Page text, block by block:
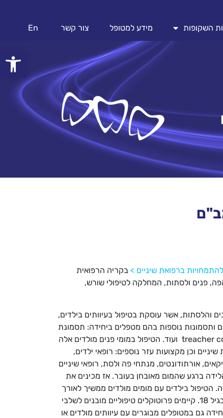
מידע למטופל צור קשר
ברפואת שיניים >בקריה הרפואית
פנים ולסתות, המחלקה לטיפולי שורש,
והלסתות, אשר עוסקת בטיפול בעיוותים בילדים,
ותסמונות נוספות בהם מטפלים ביחידה: תסמונת
דאון, Hemifacial microsomia, תסמונת גולדנהר, תסמונתtreacher collins ועוד. הטיפול במומי פנים מולדים אלה
וכן מקצועות עזר נוספים: רופאי ילדים,
אורתודונטים, מנתחי פה ולסת, רופאי שיניים
ברגע שהמום מאובחן בעובר. אז מכינים את
בילדים עם מומים מולדים ממשיך לאורך
כל שלבי הגדילה וההתפתחות של הילד ועד לסיום תהליך הגדילה בגיל 18. קיימים פרוטוקלים טיפוליים מובנים לשלבי
גם במטופלים מבוגרים עם עיוותים מולדים או